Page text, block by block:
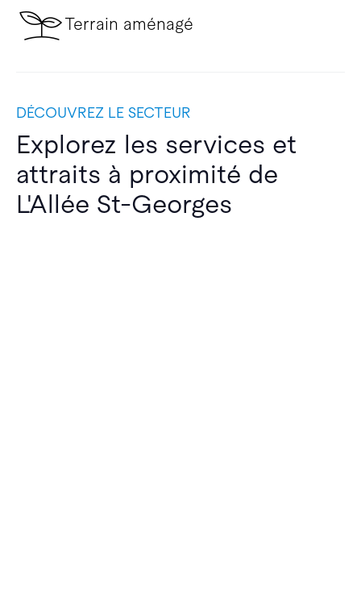
Terrain aménagé
DÉCOUVREZ LE SECTEUR
Explorez les services et
attraits à proximité de
L'Allée St-Georges